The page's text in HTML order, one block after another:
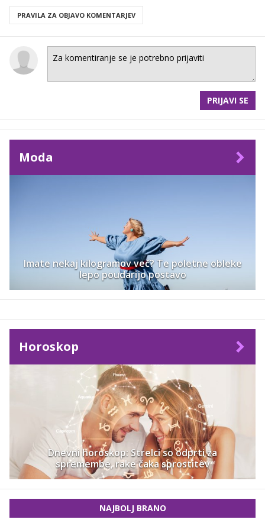
PRAVILA ZA OBJAVO KOMENTARJEV
PRIJAVI SE
Moda
Imate nekaj kilogramov več? Te poletne obleke
lepo poudarijo postavo
Horoskop
Dnevni horoskop: Strelci so odprti za
spremembe, rake čaka sprostitev
NAJBOLJ BRANO